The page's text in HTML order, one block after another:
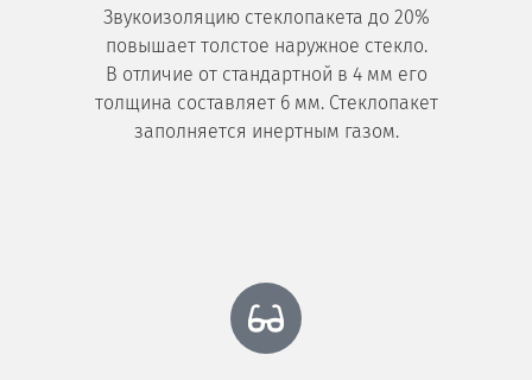
Звукоизоляцию стеклопакета до 20%
повышает толстое наружное стекло.
В отличие от стандартной в 4 мм его
толщина составляет 6 мм. Стеклопакет
заполняется инертным газом.